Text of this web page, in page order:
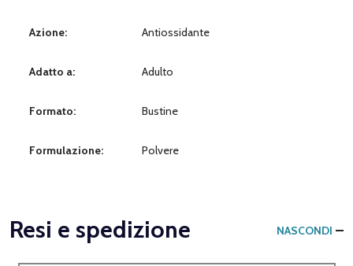
Azione: Antiossidante
Adatto a: Adulto
Formato: Bustine
Formulazione: Polvere
Resi e spedizione NASCONDI